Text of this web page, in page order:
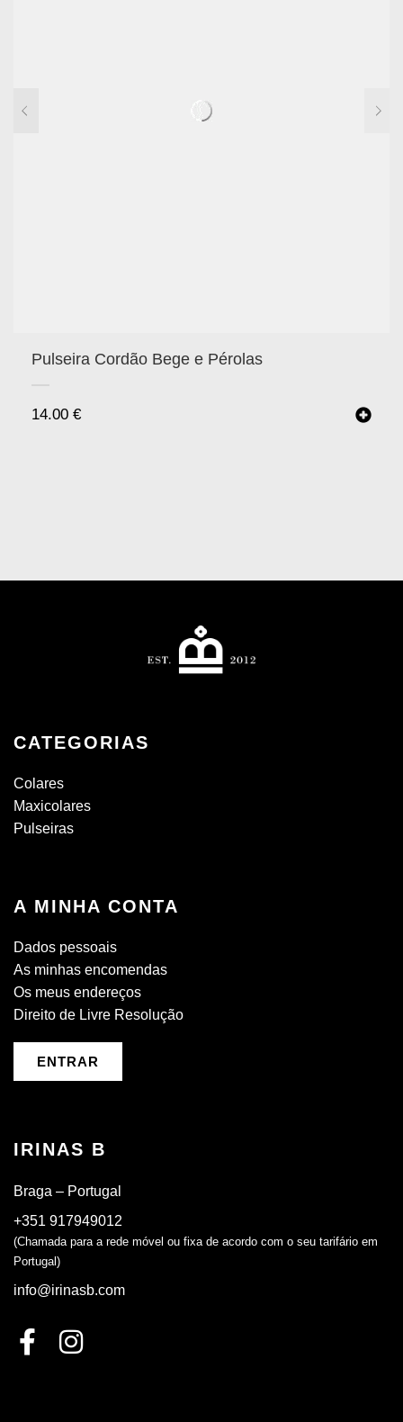
Pulseira Cordão Bege e Pérolas
14.00 €
CATEGORIAS
Colares
Maxicolares
Pulseiras
A MINHA CONTA
Dados pessoais
As minhas encomendas
Os meus endereços
Direito de Livre Resolução
ENTRAR
IRINAS B
Braga – Portugal
+351 917949012
(Chamada para a rede móvel ou fixa de acordo com o seu tarifário em
Portugal)
info@irinasb.com